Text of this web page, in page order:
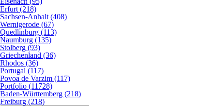
Erfurt (218)
Sachsen-Anhalt (408)
Wernigerode (67)
Quedlinburg (113)
Naumburg (135)
Stolberg (93)
Griechenland (36)
Rhodos (36)
Portugal (117)
Povoa de Varzim (117)
Portfolio (11728)
Baden-Württemberg (218)
Freiburg (218)